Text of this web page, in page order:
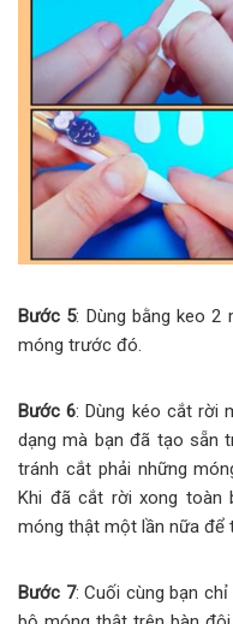
Bước 5: Dùng bằng keo 2
móng trước đó.
Bước 6: Dùng kéo cắt rời
dạng mà bạn đã tạo sẵn
tránh cắt phải những
Khi đã cắt rời xong toàn
móng thật một lần nữa để
Bước 7: Cuối cùng bạn